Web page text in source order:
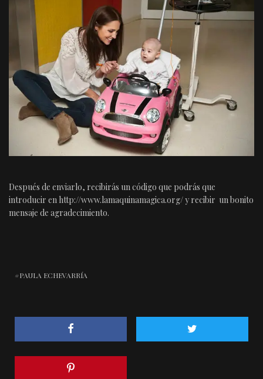
Después de enviarlo, recibirás un código que podrás que
introducir en http://www.lamaquinamagica.org/ y recibir un bonito
mensaje de agradecimiento.
PAULA ECHEVARRÍA